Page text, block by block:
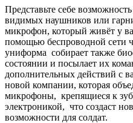
Представьте себе
видимых наушников или
микрофон, который живёт у
помощью беспроводной сети
униформа собирает также
состоянии и посылает их
дополнительных действий
новой компании, которая
микрофоны, крепящиеся к
электроникой, что создаст
возможности для солдат.